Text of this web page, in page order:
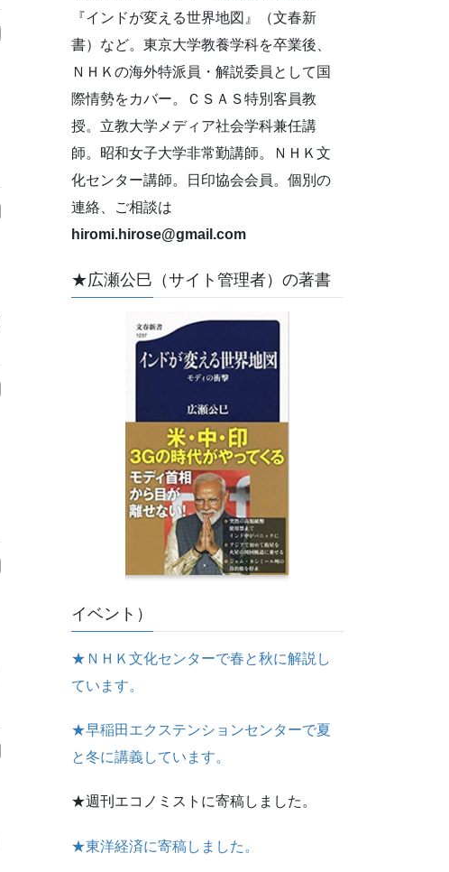
『インドが変える世界地図』（文春新
書）など。東京大学教養学科を卒業後、
ＮＨＫの海外特派員・解説委員として国
際情勢をカバー。ＣＳＡＳ特別客員教
授。立教大学メディア社会学科兼任講
師。昭和女子大学非常勤講師。ＮＨＫ文
化センター講師。日印協会会員。個別の
連絡、ご相談は
hiromi.hirose@gmail.com
★広瀬公巳（サイト管理者）の著書
イベント）
★ＮＨＫ文化センターで春と秋に解説し
ています。
★早稲田エクステンションセンターで夏
と冬に講義しています。
★週刊エコノミストに寄稿しました。
★東洋経済に寄稿しました。